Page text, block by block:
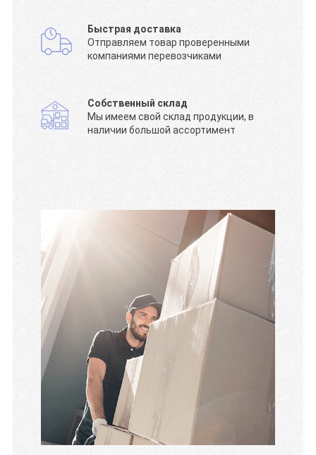
Быстрая доставка
Отправляем товар проверенными
компаниями перевозчиками
Собственный склад
Мы имеем свой склад продукции, в
наличии большой ассортимент